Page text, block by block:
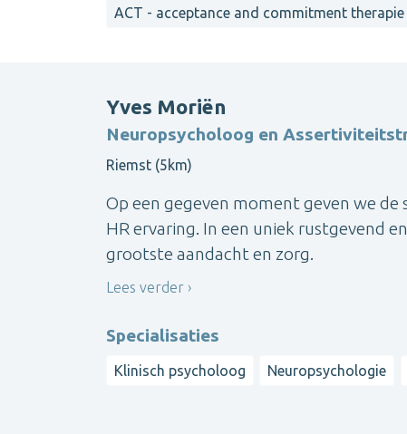
ACT - acceptance and commitment therapie
Yves Moriën
Neuropsycholoog en
Riemst (5km)
Op een gegeven moment geven we
HR ervaring. In een uniek rustgevend
grootste aandacht en zorg.
Lees verder
Specialisaties
Klinisch psycholoog Neuropsychologie